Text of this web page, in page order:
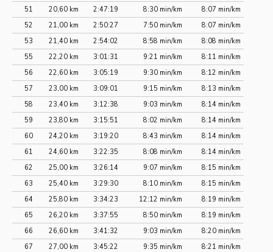
51
20,60 km 2:47:19 8:30 min/km
8:07 min/km
52
21,00 km 2:50:27 7:50 min/km
8:07 min/km
53
21,40 km 2:54:02 8:58 min/km
8:08 min/km
55
22,20 km 3:01:31 9:21 min/km
8:11 min/km
56
22,60 km 3:05:19 9:30 min/km
8:12 min/km
57
23,00 km 3:09:01 9:15 min/km
8:13 min/km
58
23,40 km 3:12:38 9:03 min/km
8:14 min/km
59
23,80 km 3:15:51 8:02 min/km
8:14 min/km
60
24,20 km 3:19:20 8:43 min/km
8:14 min/km
61
24,60 km 3:22:35 8:08 min/km
8:14 min/km
62
25,00 km 3:26:14 9:07 min/km
8:15 min/km
63
25,40 km 3:29:30 8:10 min/km
8:15 min/km
64
25,80 km 3:34:23 12:12 min/km
8:19 min/km
65
26,20 km 3:37:55 8:50 min/km
8:19 min/km
66
26,60 km 3:41:32 9:03 min/km
8:20 min/km
67
27,00 km 3:45:22 9:35 min/km
8:21 min/km